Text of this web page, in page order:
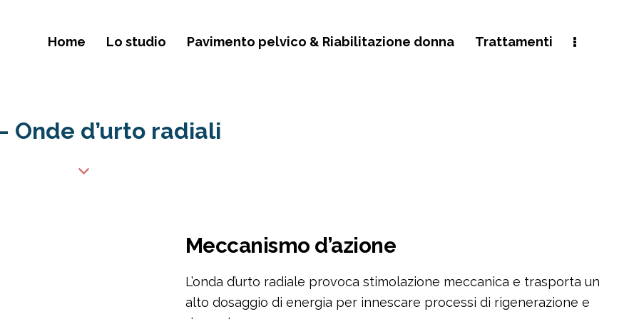
Home Lo studio Pavimento pelvico & Riabilitazione donna Trattamenti
Onde d’urto radiali
Meccanismo d’azione
L’onda d’urto radiale provoca stimolazione meccanica e trasporta un
alto dosaggio di energia per innescare processi di rigenerazione e